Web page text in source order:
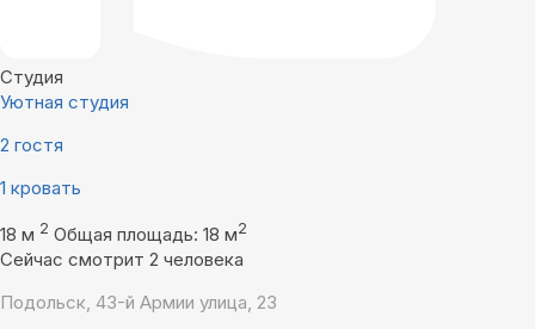
Студия
Уютная студия
2 гостя
1 кровать
18 м 2 Общая площадь: 18 м2
Сейчас смотрит 2 человека
Подольск, 43-й Армии улица, 23